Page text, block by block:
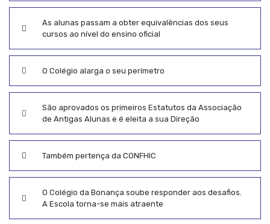
As alunas passam a obter equivalências dos seus
cursos ao nível do ensino oficial
O Colégio alarga o seu perímetro
São aprovados os primeiros Estatutos da Associação
de Antigas Alunas e é eleita a sua Direção
Também pertença da CONFHIC
O Colégio da Bonança soube responder aos desafios.
A Escola torna-se mais atraente